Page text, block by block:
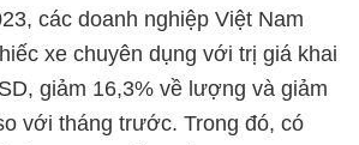
các doanh nghiệp Việt Nam
xe chuyên dụng với trị giá khai
giảm 16,3% về lượng và giảm
với tháng trước. Trong đó, có